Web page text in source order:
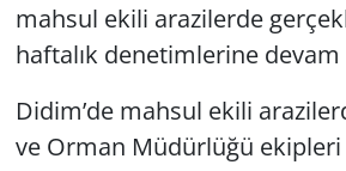
mahsul ekili arazilerde
haftalık denetimlerine
Didim’de mahsul ekili
ve Orman Müdürlüğü ekipleri
RESMİ İLANLAR
SİYASET